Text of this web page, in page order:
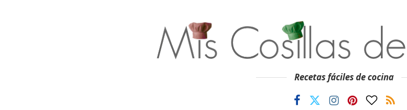
Recetas fáciles de cocina